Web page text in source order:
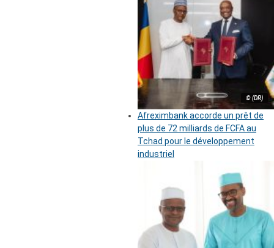
© (DR)
Afreximbank accorde un prêt de
plus de 72 milliards de FCFA au
Tchad pour le développement
industriel